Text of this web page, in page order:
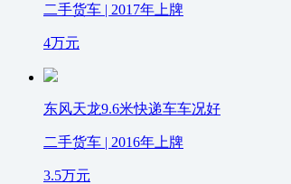
二手货车 | 2017年上牌
4万元
东风天龙9.6米快递车车况好
二手货车 | 2016年上牌
3.5万元